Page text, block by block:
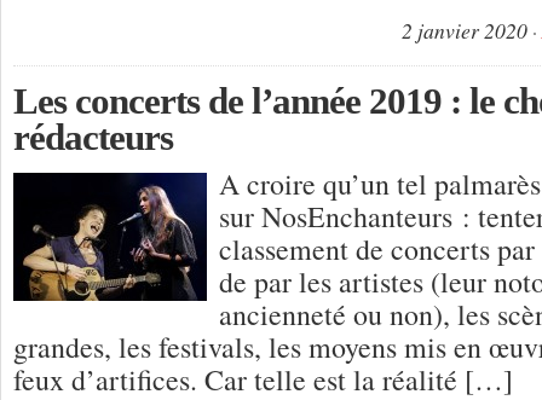
2 janvier 2020
Les concerts de l’année 2019 : le
rédacteurs
A croire qu’un tel
sur NosEnchanteurs :
classement de concerts
de par les artistes (leur
ancienneté ou non), les
grandes, les festivals, les moyens mis en
feux d’artifices. Car telle est la réalité […]